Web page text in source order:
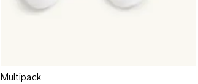
Multipack